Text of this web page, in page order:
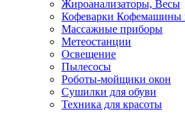
Жироанализаторы, Весы
Кофеварки Кофемашины
Массажные приборы
Метеостанции
Освещение
Пылесосы
Роботы-мойщики окон
Сушилки для обуви
Техника для красоты